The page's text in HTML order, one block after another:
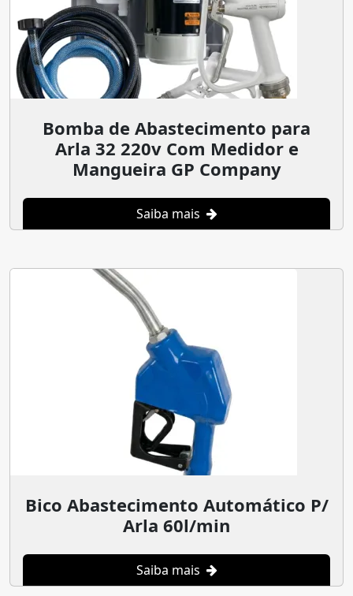
Bomba de Abastecimento para
Arla 32 220v Com Medidor e
Mangueira GP Company
Saiba mais
Bico Abastecimento Automático P/
Arla 60l/min
Saiba mais